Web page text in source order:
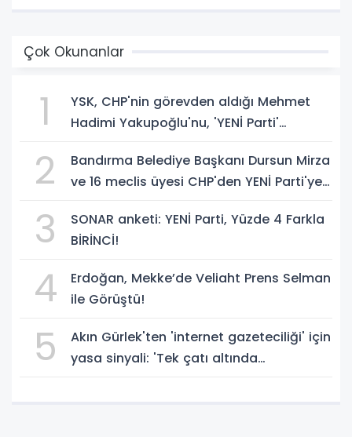
Çok Okunanlar
1
YSK, CHP'nin görevden aldığı Mehmet
Hadimi Yakupoğlu'nu, 'YENİ Parti'
2
Bandırma Belediye Başkanı Dursun Mirza
ve 16 meclis üyesi CHP'den YENİ Parti'ye
3
SONAR anketi: YENİ Parti, Yüzde 4 Farkla
BİRİNCİ!
4
Erdoğan, Mekke’de Veliaht Prens Selman
ile Görüştü!
5
Akın Gürlek'ten 'internet gazeteciliği' için
yasa sinyali: 'Tek çatı altında